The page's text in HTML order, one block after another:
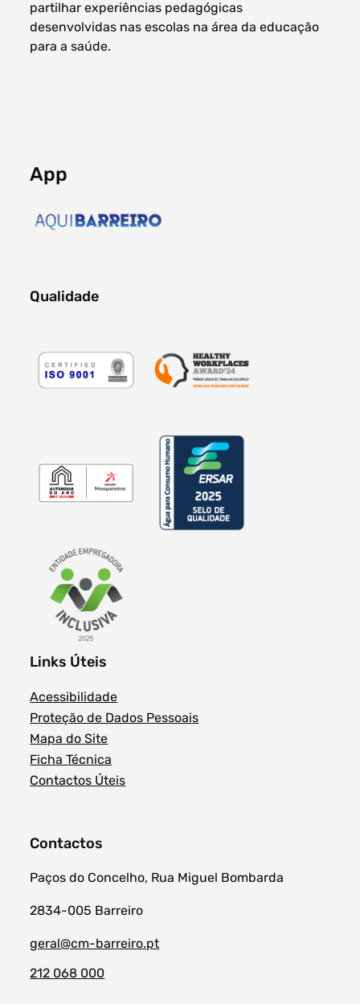
partilhar experiências pedagógicas
desenvolvidas nas escolas na área da educação
para a saúde.
App
Qualidade
Links Úteis
Acessibilidade
Proteção de Dados Pessoais
Mapa do Site
Ficha Técnica
Contactos Úteis
Contactos
Paços do Concelho, Rua Miguel Bombarda
2834-005 Barreiro
geral@cm-barreiro.pt
212 068 000